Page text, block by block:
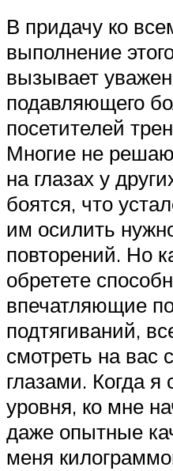
В придачу ко
выполнение
вызывает
подавляющего
посетителей
Многие не
на глазах у
боятся, что
им осилить
повторений. Но
обретете
впечатляющие
подтягиваний,
смотреть на вас
глазами. Когда я
уровня, ко мне
даже опытные
меня